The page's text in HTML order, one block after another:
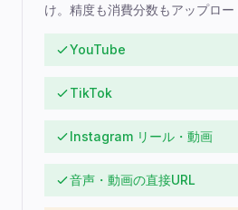
け。精度も消費分数もアップロー
YouTube
TikTok
Instagram リール・動画
音声・動画の直接URL